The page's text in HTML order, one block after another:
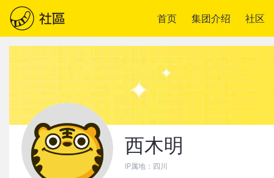
首页 集团介绍 社区
西木明
IP属地： 四川